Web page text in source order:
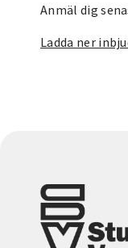
Anmäl dig
Ladda ner